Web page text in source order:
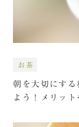
お茶
朝を大切にする
よう！メリッ